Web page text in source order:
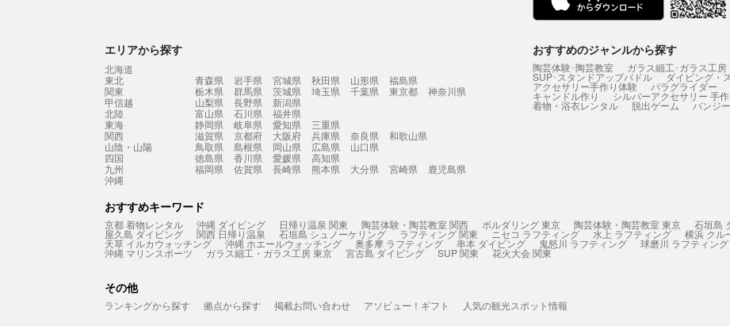
エリアから探す
北海道
東北
青森県 岩手県 宮城県 秋田県 山形県
福島県
関東
栃木県 群馬県 茨城県 埼玉県 千葉県 東京都
神奈川県
甲信越
山梨県 長野県
新潟県
北陸
富山県 石川県
福井県
東海
静岡県 岐阜県 愛知県
三重県
関西
滋賀県 京都府 大阪府 兵庫県 奈良県
和歌山県
山陰・山陽
鳥取県 島根県 岡山県 広島県
山口県
四国
徳島県 香川県 愛媛県
高知県
九州
福岡県 佐賀県 長崎県 熊本県 大分県 宮崎県
鹿児島県
沖縄
おすすめのジャンルから探す
陶芸体験･陶芸教室 ガラス細工･ガラス工房
SUP･スタンドアップパドル ダイビング・
アクセサリー手作り体験 パラグライダー
キャンドル作り シルバーアクセサリー 手
着物・浴衣レンタル 脱出ゲーム バンジ
おすすめキーワード
京都 着物レンタル 沖縄 ダイビング 日帰り温泉 関東 陶芸体験・陶芸教室 関西 ボルダリング 東京 陶芸体験・陶芸教室 東京 石垣島
屋久島 ダイビング 関西 日帰り温泉 石垣島 シュノーケリング ラフティング 関東 ニセコ ラフティング 水上 ラフティング 横浜 クル
天草 イルカウォッチング 沖縄 ホエールウォッチング 奥多摩 ラフティング 串本 ダイビング 鬼怒川 ラフティング 球磨川 ラフティング
沖縄 マリンスポーツ ガラス細工・ガラス工房 東京 宮古島 ダイビング SUP 関東 花火大会 関東
その他
ランキングから探す 拠点から探す 掲載お問い合わせ アソビュー！ギフト 人気の観光スポット情報